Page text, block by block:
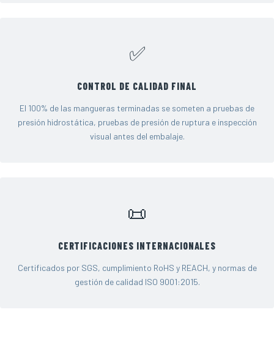
✅
CONTROL DE CALIDAD FINAL
El 100% de las mangueras terminadas se someten a pruebas de
presión hidrostática, pruebas de presión de ruptura e inspección
visual antes del embalaje.
📜
CERTIFICACIONES INTERNACIONALES
Certificados por SGS, cumplimiento RoHS y REACH, y normas de
gestión de calidad ISO 9001:2015.